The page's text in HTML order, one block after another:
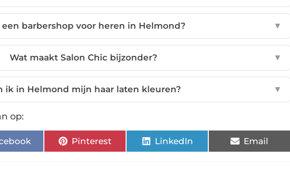
een barbershop voor heren in Helmond? ▼
Wat maakt Salon Chic bijzonder? ▼
ik in Helmond mijn haar laten kleuren? ▼
op:
Pinterest LinkedIn Email